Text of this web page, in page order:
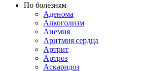
По болезням
Аденома
Алкоголизм
Анемия
Аритмия сердца
Артрит
Артроз
Аскаридоз